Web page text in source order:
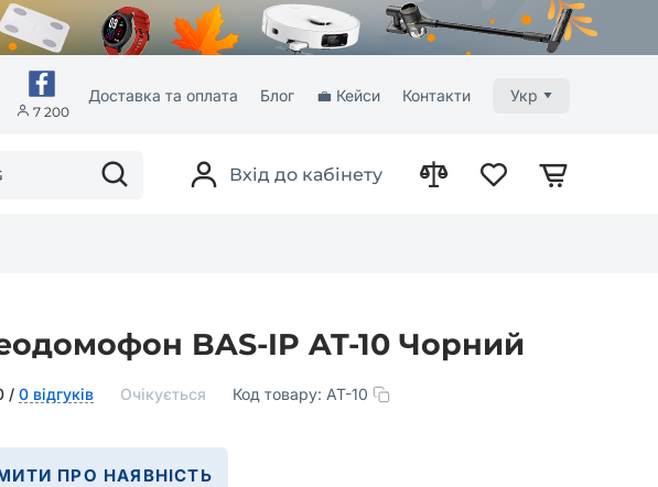
7 200
Доставка та оплата Блог 💼 Кейси Контакти Укр
Вхід до кабінету
BAS-IP AT-10 Чорний
/ 0 відгуків Очікується Код товару: AT-10
ПРО НАЯВНІСТЬ